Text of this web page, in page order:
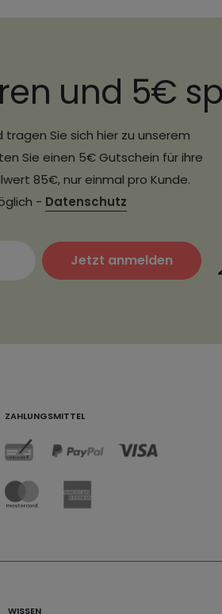
und 5€
Sie sich hier zu unserem
Sie einen 5€ Gutschein für ihre
85€, nur einmal pro Kunde.
- Datenschutz
Jetzt anmelden
ZAHLUNGSMITTEL
WISSEN